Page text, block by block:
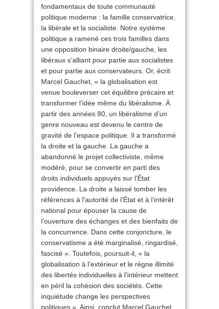
fondamentaux de toute communauté
politique moderne : la famille conservatrice,
la libérale et la socialiste. Notre système
politique a ramené ces trois familles dans
une opposition binaire droite/gauche, les
libéraux s’alliant pour partie aux socialistes
et pour partie aux conservateurs. Or, écrit
Marcel Gauchet, « la globalisation est
venue bouleverser cet équilibre précaire et
transformer l’idée même du libéralisme. À
partir des années 80, un libéralisme d’un
genre nouveau est devenu le centre de
gravité de l’espace politique. Il a transformé
la droite et la gauche. La gauche a
abandonné le projet collectiviste, même
modéré, pour se convertir en parti des
droits individuels appuyés sur l’État
providence. La droite a laissé tomber les
références à l’autorité de l’État et à l’intérêt
national pour épouser la cause de
l’ouverture des échanges et des bienfaits de
la concurrence. Dans cette conjoncture, le
conservatisme a été marginalisé, ringardisé,
fascisé ». Toutefois, poursuit-il, « la
globalisation à l’extérieur et le règne illimité
des libertés individuelles à l’intérieur mettent
en péril la cohésion des sociétés. Cette
inquiétude change les perspectives
politiques ». Ainsi, conclut Marcel Gauchet,